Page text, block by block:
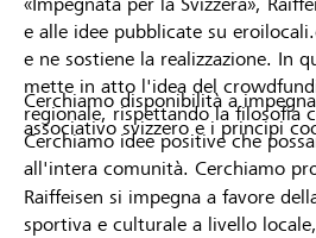
e alle idee pubblicate su
e ne sostiene la realizzazione. In
mette in atto l'idea del
regionale, rispettando la filosofia
Cerchiamo idee positive che
all'intera comunità. Cerchiamo
Cerchiamo disponibilità a
associativo svizzero e i principi
Raiffeisen si impegna a favore
sportiva e culturale a livello